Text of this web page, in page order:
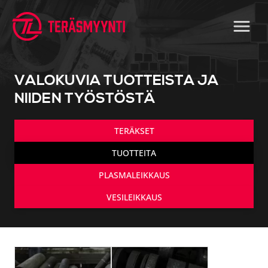
VALOKUVIA TUOTTEISTA JA
NIIDEN TYÖSTÖSTÄ
TERÄKSET
TUOTTEITA
PLASMALEIKKAUS
VESILEIKKAUS